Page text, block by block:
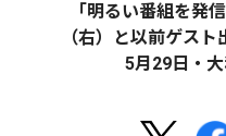
「明るい番組を発
（右）と以前ゲス
5月29日・